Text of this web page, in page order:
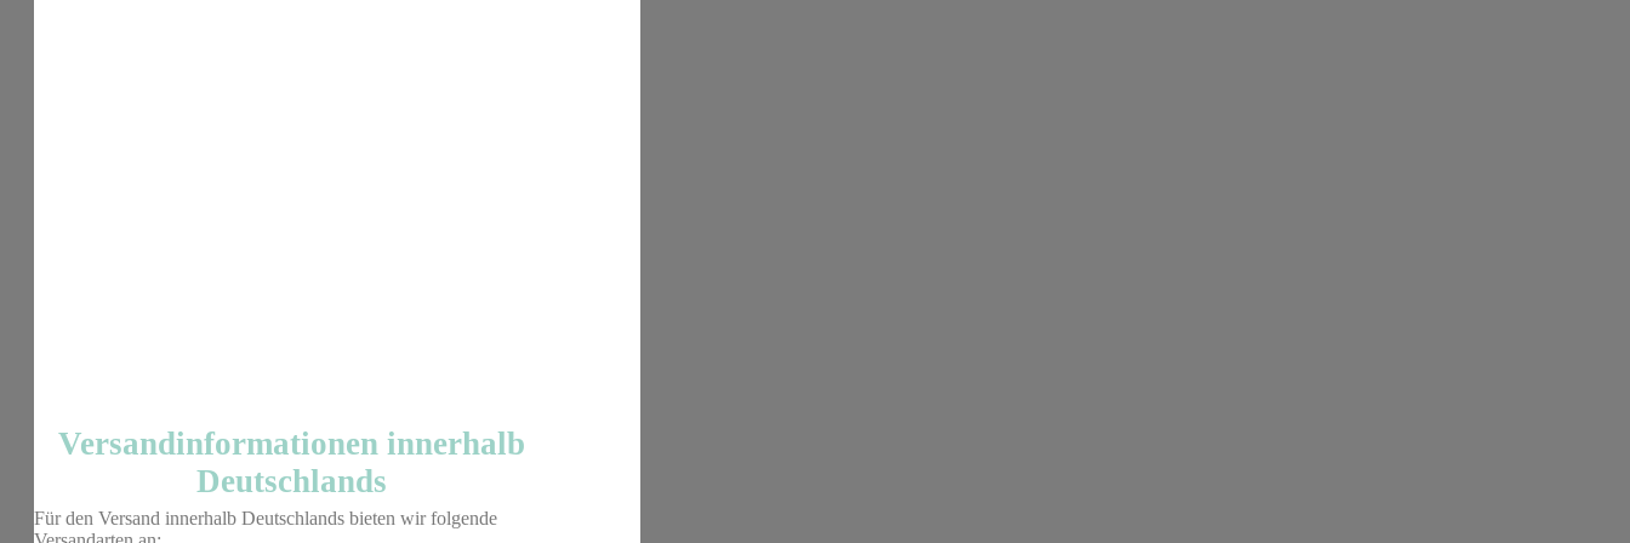
Versandinformationen innerhalb
Deutschlands
Für den Versand innerhalb Deutschlands bieten wir folgende